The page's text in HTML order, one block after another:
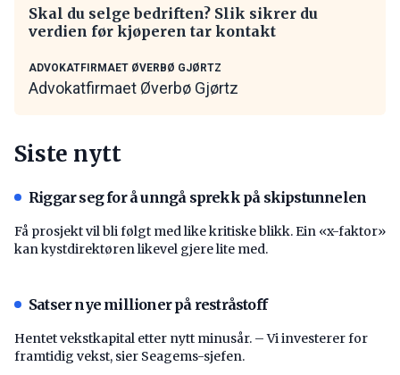
Skal du selge bedriften? Slik sikrer du
verdien før kjøperen tar kontakt
ADVOKATFIRMAET ØVERBØ GJØRTZ
Advokatfirmaet Øverbø Gjørtz
Siste nytt
Riggar seg for å unngå sprekk på skipstunnelen
Få prosjekt vil bli følgt med like kritiske blikk. Ein «x-faktor»
kan kystdirektøren likevel gjere lite med.
Satser nye millioner på restråstoff
Hentet vekstkapital etter nytt minusår. – Vi investerer for
framtidig vekst, sier Seagems-sjefen.